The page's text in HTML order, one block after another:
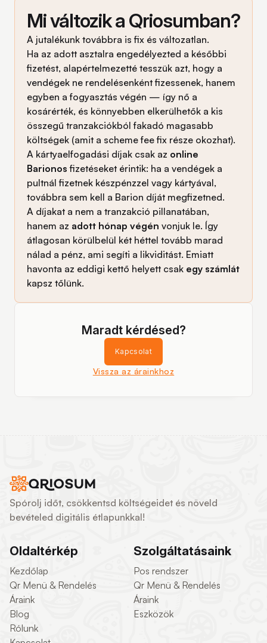
Mi változik a Qriosumban?
A jutalékunk továbbra is fix és változatlan.
Ha az adott asztalra engedélyezted a későbbi
fizetést, alapértelmezetté tesszük azt, hogy a
vendégek ne rendelésenként fizessenek, hanem
egyben a fogyasztás végén — így nő a
kosárérték, és könnyebben elkerülhetők a kis
összegű tranzakciókból fakadó magasabb
költségek (amit a scheme fee fix része okozhat).
A kártyaelfogadási díjak csak az online
Barionos fizetéseket érintik: ha a vendégek a
pultnál fizetnek készpénzzel vagy kártyával,
továbbra sem kell a Barion díját megfizetned.
A díjakat a nem a tranzakció pillanatában,
hanem az adott hónap végén vonjuk le. Így
átlagosan körülbelül két héttel tovább marad
nálad a pénz, ami segíti a likviditást. Emiatt
havonta az eddigi kettő helyett csak egy számlát
kapsz tőlünk.
Maradt kérdésed?
Kapcsolat
Vissza az árainkhoz
Spórolj időt, csökkentsd költségeidet és növeld
bevételed digitális étlapunkkal!
Oldaltérkép
Kezdőlap
Qr Menü & Rendelés
Áraink
Blog
Rólunk
Szolgáltatásaink
Pos rendszer
Qr Menü & Rendelés
Áraink
Eszközök